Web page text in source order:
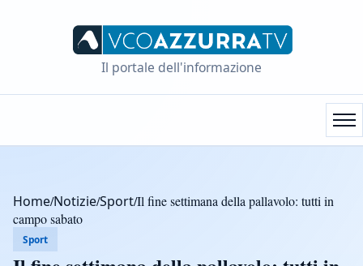
Il portale dell'informazione
Home/Notizie/Sport/Il fine settimana della pallavolo: tutti in
campo sabato
Sport